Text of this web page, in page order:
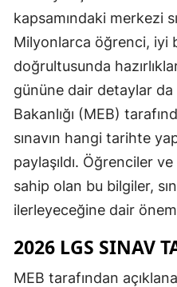
kapsamındaki merkezi
Milyonlarca öğrenci, iyi
doğrultusunda
gününe dair detaylar
Bakanlığı (MEB)
sınavın hangi tarihte
paylaşıldı. Öğrenciler
sahip olan bu bilgiler,
ilerleyeceğine dair
2026 LGS SINAV
MEB tarafından